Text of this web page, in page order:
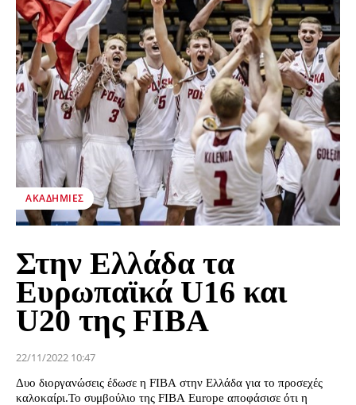
ΑΚΑΔΗΜΊΕΣ
Στην Ελλάδα τα
Ευρωπαϊκά U16 και
U20 της FIBA
22/11/2022 10:47
Δυο διοργανώσεις έδωσε η FIBA στην Ελλάδα για το προσεχές
καλοκαίρι.Το συμβούλιο της FIBA Europe αποφάσισε ότι η